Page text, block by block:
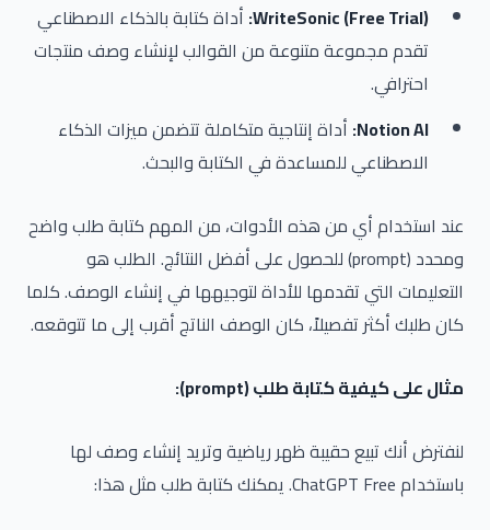
WriteSonic (Free Trial): أداة كتابة بالذكاء الاصطناعي
تقدم مجموعة متنوعة من القوالب لإنشاء وصف منتجات
احترافي.
Notion AI: أداة إنتاجية متكاملة تتضمن ميزات الذكاء
الاصطناعي للمساعدة في الكتابة والبحث.
عند استخدام أي من هذه الأدوات، من المهم كتابة طلب واضح
ومحدد (prompt) للحصول على أفضل النتائج. الطلب هو
التعليمات التي تقدمها للأداة لتوجيهها في إنشاء الوصف. كلما
كان طلبك أكثر تفصيلاً، كان الوصف الناتج أقرب إلى ما تتوقعه.
مثال على كيفية كتابة طلب (prompt):
لنفترض أنك تبيع حقيبة ظهر رياضية وتريد إنشاء وصف لها
باستخدام ChatGPT Free. يمكنك كتابة طلب مثل هذا: